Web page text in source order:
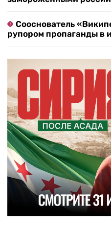
Сооснователь
рупором пропаганды в